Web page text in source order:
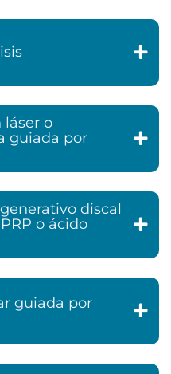
láser o
guiada por
discal
o ácido
guiada por